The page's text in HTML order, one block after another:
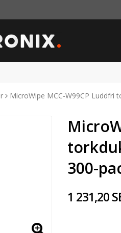
MicroWipe MCC-W99CP Luddfri
300-
1 231,20